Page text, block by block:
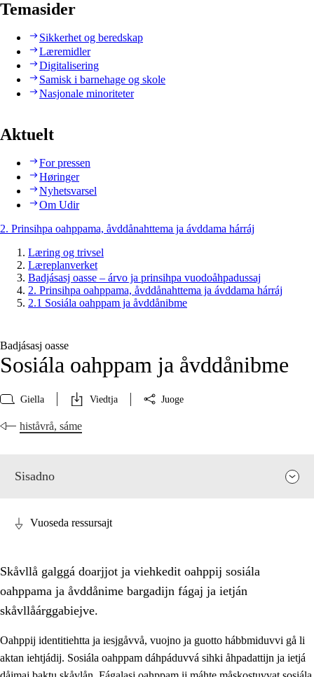
Temasider
Sikkerhet og beredskap
Læremidler
Digitalisering
Samisk i barnehage og skole
Nasjonale minoriteter
Aktuelt
For pressen
Høringer
Nyhetsvarsel
Om Udir
2. Prinsihpa oahppama, åvddånahttema ja ávddama hárráj
Læring og trivsel
Læreplanverket
Badjásasj oasse – árvo ja prinsihpa vuodoåhpadussaj
2. Prinsihpa oahppama, åvddånahttema ja ávddama hárráj
2.1 Sosiála oahppam ja åvddånibme
Badjásasj oasse
Sosiála oahppam ja åvddånibme
Giella Viedtja Juoge
histåvrå, sáme
Sisadno
Vuoseda ressursajt
Skåvllå galggá doarjjot ja viehkedit oahppij sosiála
oahppama ja åvddånime bargadijn fágaj ja ietján
skåvllåárggabiejve.
Oahppij identitiehtta ja iesjgåvvå, vuojno ja guotto hábbmiduvvi gå li
aktan iehtjádij. Sosiála oahppam dáhpáduvvá sihki åhpadattijn ja ietjá